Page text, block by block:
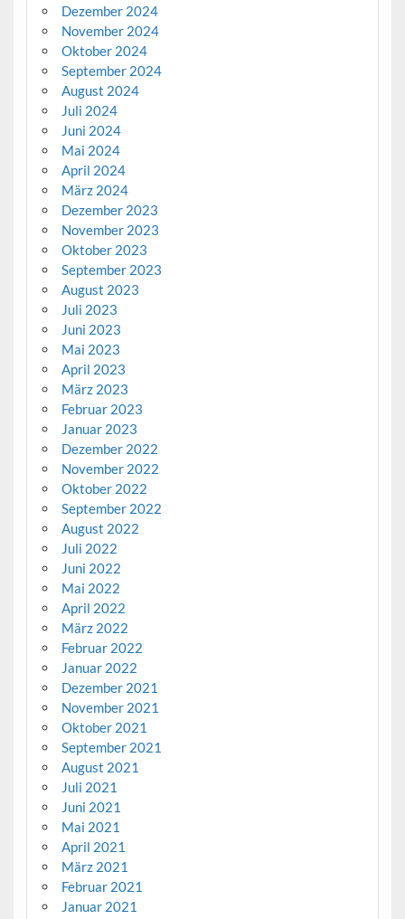
Dezember 2024
November 2024
Oktober 2024
September 2024
August 2024
Juli 2024
Juni 2024
Mai 2024
April 2024
März 2024
Dezember 2023
November 2023
Oktober 2023
September 2023
August 2023
Juli 2023
Juni 2023
Mai 2023
April 2023
März 2023
Februar 2023
Januar 2023
Dezember 2022
November 2022
Oktober 2022
September 2022
August 2022
Juli 2022
Juni 2022
Mai 2022
April 2022
März 2022
Februar 2022
Januar 2022
Dezember 2021
November 2021
Oktober 2021
September 2021
August 2021
Juli 2021
Juni 2021
Mai 2021
April 2021
März 2021
Februar 2021
Januar 2021